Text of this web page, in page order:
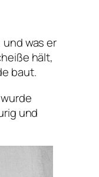
was er
hält,
baut.
und